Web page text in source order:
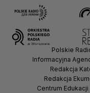
Polskie
Informacyjna
Redakcja
Redakcja
Centrum